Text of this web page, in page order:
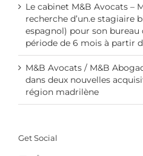
Le cabinet M&B Avocats –
recherche d’un.e stagiaire
espagnol) pour son bureau
période de 6 mois à partir
M&B Avocats / M&B
dans deux nouvelles
région madrilène
Get Social